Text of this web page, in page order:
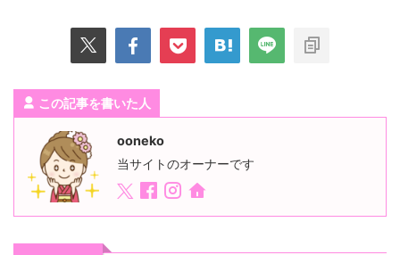
この記事を書いた人
ooneko
当サイトのオーナーです